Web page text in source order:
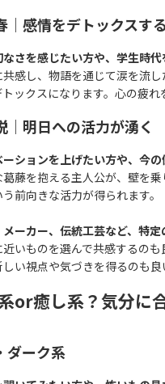
｜感情をデトックスする
さを感じたい方や、学生時
感し、物語を通じて涙を流
ックスになります。心の疲れ
｜明日への活力が湧く
ションを上げたい方や、今
藤を抱える主人公が、壁を
前向きな活力が得られます。
ーカー、伝統工芸など、特
いものを選んで共感するの
い視点や気づきを得るのも良
or癒し系？気分に
ダーク系